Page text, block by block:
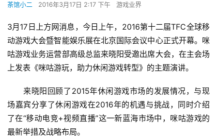
茶馆小二 2016年3月17日 2:17 下午 游戏业界
3月17日上方网消息，今日上午，2016第十二届TFC全球移
动游戏大会暨智能娱乐展在北京国际会议中心正式开幕。咪
咕游戏业务运营部高级总监来晓阳受邀出席大会，在主会场
上发表《咪咕游玩，助力休闲游戏转型》的主题演讲。
来晓阳回顾了2015年休闲游戏市场的发展情况，与现
场嘉宾分享了休闲游戏在2016年的机遇与挑战，同时介绍
了在“移动电竞+视频直播”这一新蓝海市场中，咪咕游戏的
最新举措及战略布局。